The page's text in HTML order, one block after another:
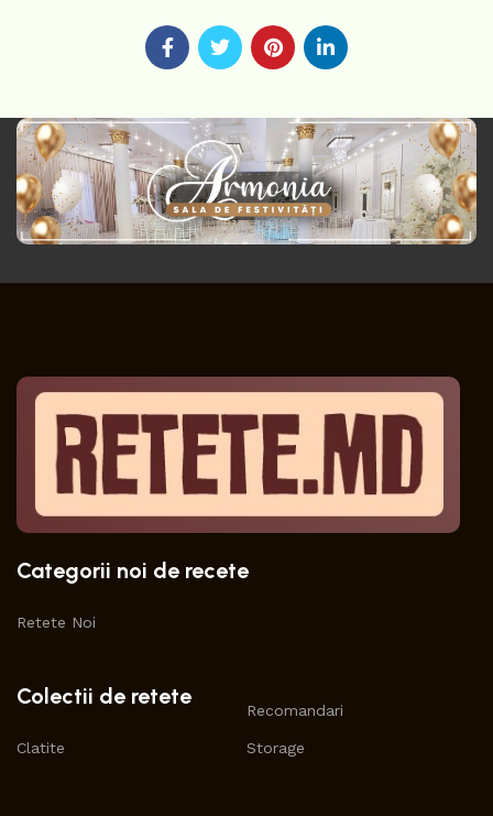
Categorii noi de recete
Retete Noi
Colectii de retete
Clatite
Recomandari
Storage